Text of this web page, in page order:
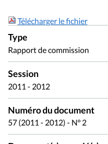
Télécharger le fichier
Type
Rapport de commission
Session
2011 - 2012
Numéro du document
57 (2011 - 2012) - N° 2